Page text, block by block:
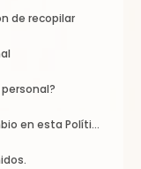
de recopilar
en esta Política